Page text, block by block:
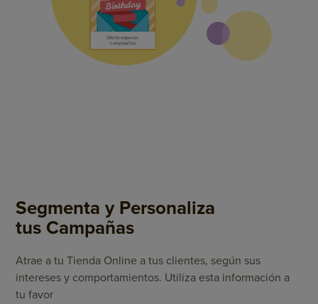
Segmenta y Personaliza
tus Campañas
Atrae a tu Tienda Online a tus clientes, según sus
intereses y comportamientos. Utiliza esta información a
tu favor